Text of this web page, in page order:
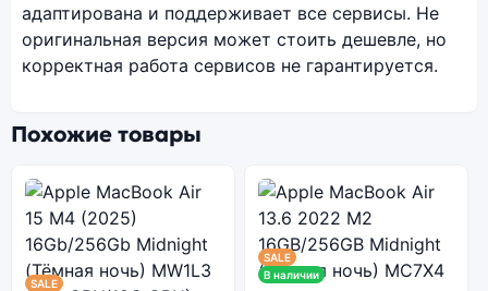
адаптирована и поддерживает все сервисы. Не
оригинальная версия может стоить дешевле, но
корректная работа сервисов не гарантируется.
Похожие товары
SALE
SALE
В наличии